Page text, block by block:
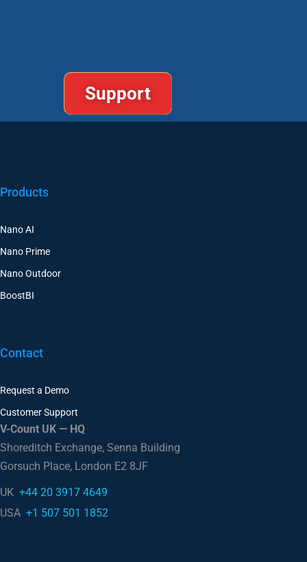
Support
Products
Nano AI
Nano Prime
Nano Outdoor
BoostBI
Contact
Request a Demo
Customer Support
V-Count UK — HQ
Shoreditch Exchange, Senna Building
Gorsuch Place, London E2 8JF
UK +44 20 3917 4649
USA +1 507 501 1852